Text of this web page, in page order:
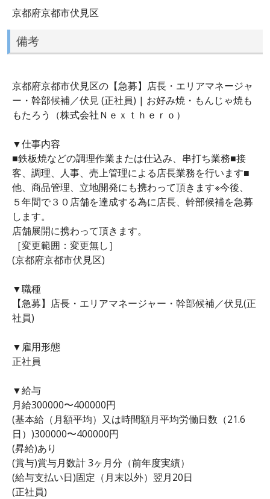
京都府京都市伏見区
備考
京都府京都市伏見区の【急募】店長・エリアマネージャ
ー・幹部候補／伏見 (正社員) | お好み焼・もんじゃ焼も
もたろう（株式会社Ｎｅｘｔｈｅｒｏ）
▼仕事内容
■鉄板焼などの調理作業または仕込み、串打ち業務■接
客、調理、人事、売上管理による店長業務を行います■
他、商品管理、立地開発にも携わって頂きます※今後、
５年間で３０店舗を達成する為に店長、幹部候補を急募
します。
店舗展開に携わって頂きます。
［変更範囲：変更無し］
(京都府京都市伏見区)
▼職種
【急募】店長・エリアマネージャー・幹部候補／伏見(正
社員)
▼雇用形態
正社員
▼給与
月給300000〜400000円
(基本給（月額平均）又は時間額月平均労働日数（21.6
日）)300000〜400000円
(昇給)あり
(賞与)賞与月数計 3ヶ月分（前年度実績）
(給与支払い日)固定（月末以外）翌月20日
(正社員)